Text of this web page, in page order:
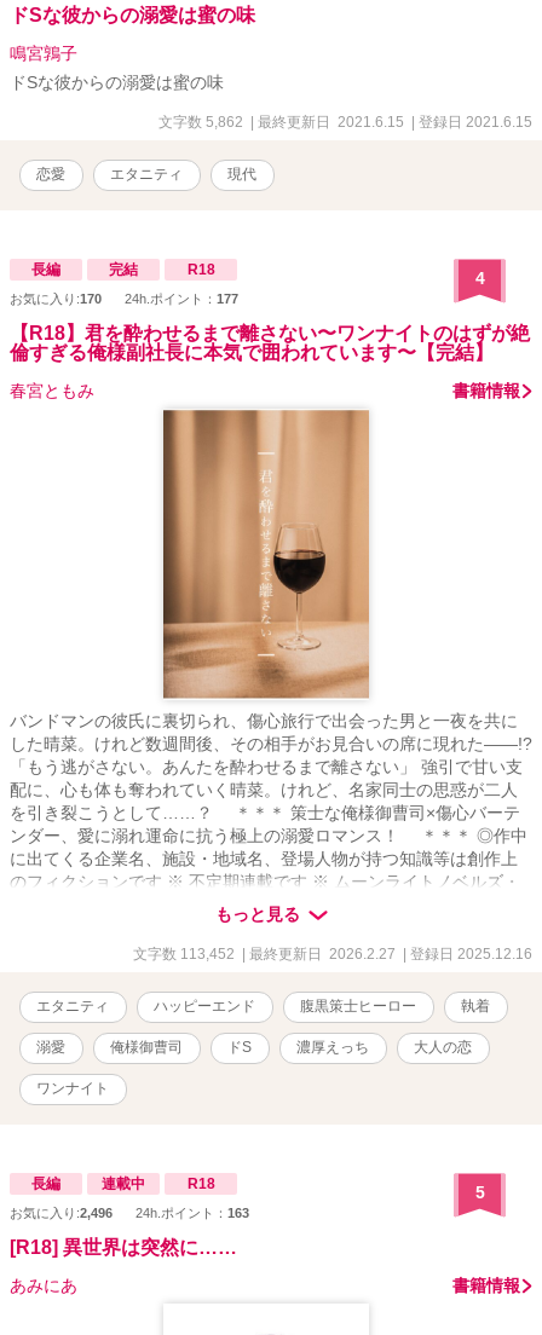
存していく 。 しかし、この完璧な家政夫には、結衣の知らない“裏
ているのか？ 時折見せる、ただの家政夫とは思えないほどの狂気的
な執着愛と独占欲。そして、会社に新しく就任した若き敏腕社長と
は！？ 愛が重すぎる謎のスパダリによる、逃げ場のない極上溺愛調
ドSな彼からの溺愛は蜜の味
鳴宮鶉子
ドSな彼からの溺愛は蜜の味
文字数 5,862 | 最終更新日 2021.6.15 | 登録日 2021.6.15
恋愛 エタニティ 現代
長編 完結 R18
お気に入り:170 24h.ポイント： 177
4
【R18】君を酔わせるまで離さない〜ワンナイトのはずが絶
倫すぎる俺様副社長に本気で囲われています〜【完結】
春宮ともみ 書籍情報
バンドマンの彼氏に裏切られ、傷心旅行で出会った男と一夜を共に
した晴菜。けれど数週間後、その相手がお見合いの席に現れた――!?
「もう逃がさない。あんたを酔わせるまで離さない」 強引で甘い支
配に、心も体も奪われていく晴菜。けれど、名家同士の思惑が二人
を引き裂こうとして……？ ＊＊＊ 策士な俺様御曹司×傷心バーテ
ンダー、愛に溺れ運命に抗う極上の溺愛ロマンス！ ＊＊＊ ◎作中
に出てくる企業名、施設・地域名、登場人物が持つ知識等は創作上
のフィクションです ※ 不定期連載です ※ ムーンライトノベルズ・
ベリーズカフェにも掲載しています ※ 表紙は装丁カフェ様にて作成
もっと見る
文字数 113,452 | 最終更新日 2026.2.27 | 登録日 2025.12.16
エタニティ ハッピーエンド 腹黒策士ヒーロー 執着
溺愛 俺様御曹司 ドS 濃厚えっち 大人の恋
ワンナイト
長編 連載中 R18
お気に入り:2,496 24h.ポイント： 163
5
[R18] 異世界は突然に……
あみにあ 書籍情報